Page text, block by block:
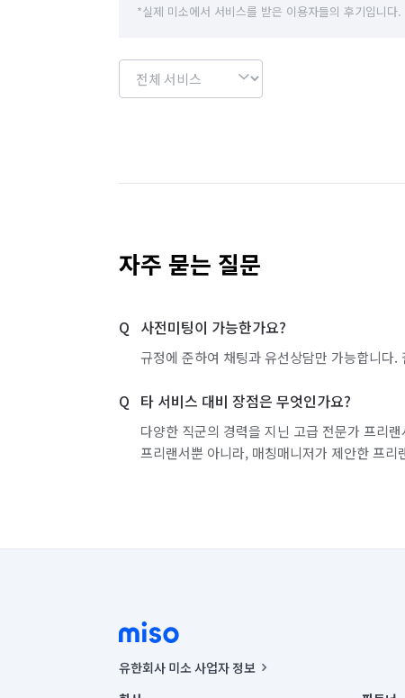
*실제 미소에서 서비스를 받은 이용자들의 후기입니다.
자주 묻는 질문
사전미팅이 가능한가요?
규정에 준하여 채팅과 유선상담만 가능합니다.
타 서비스 대비 장점은 무엇인가요?
다양한 직군의 경력을 지닌 고급 전문가 프리
프리랜서뿐 아니라, 매칭매니저가 제안한 프
유한회사 미소 사업자 정보
사업자등록번호 : 291-87-00271 | 인허가번호 : 2016-